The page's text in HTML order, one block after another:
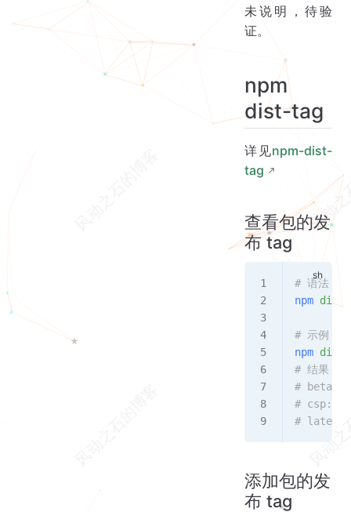
未说明，待验
证。
npm
dist-tag
详见npm-dist-
tag
查看包的发
布 tag
# 语法
npm dist-
# 示例
npm dist-
# 结果
# beta:
# csp:
#
添加包的发
布 tag